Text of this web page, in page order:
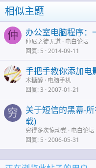
相似主题
仲 办公室电脑程序：
仲尼之徒无道 电白论坛
回复 5 2014-09-11
手把手教你添加电
木糖醇 电脑手机
回复 3 2007-01-21
穷
关于短信的黑幕-
载)
穷得多次惊动党 电白论坛
回复 5 2006-05-31